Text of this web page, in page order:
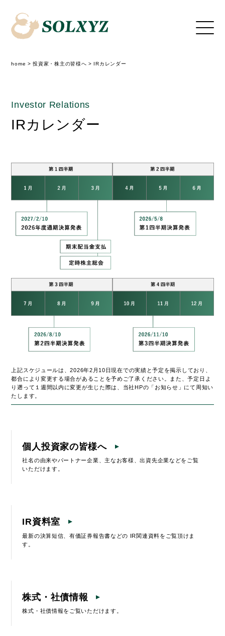
home >投資家・株主の皆様へ > IRカレンダー
Investor Relations
IRカレンダー
上記スケジュールは、2026年2月10日現在での実績と予定を掲示しており、
都合により変更する場合があることを予めご了承ください。また、予定日よ
り遡って１週間以内に変更が生じた際は、当社HPの「お知らせ」にて周知い
たします。
個人投資家の皆様へ
社名の由来やパートナー企業、主なお客様、出資先企業などをご覧
いただけます。
IR資料室
最新の決算短信、有価証券報告書などの IR関連資料をご覧頂けま
す。
株式・社債情報
株式・社債情報をご覧いただけます。